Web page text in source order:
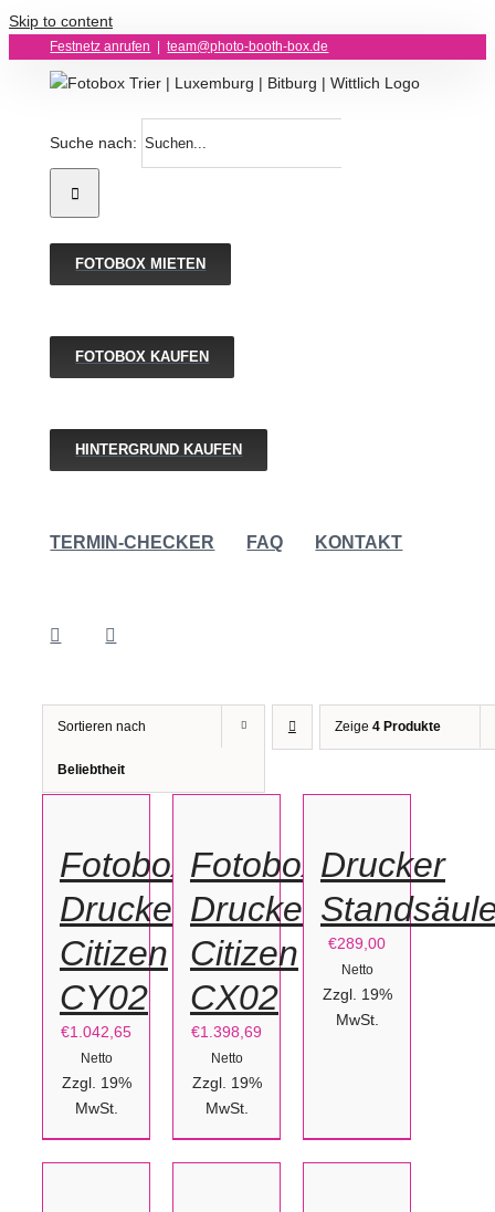
Skip to content
Festnetz anrufen team@photo-booth-box.de
Suche nach:
FOTOBOX MIETEN
FOTOBOX KAUFEN
HINTERGRUND KAUFEN
TERMIN-CHECKER FAQ KONTAKT
Sortieren nach
Beliebtheit
Zeige 4 Produkte
DEN
DETAILS
Fotobox
Drucker
Citizen
CY02
€1.042,65
Netto
Zzgl. 19%
MwSt.
DETAILS
Fotobox
Drucker
Citizen
CX02
€1.398,69
Netto
Zzgl. 19%
MwSt.
IN
DETAILS
Drucker
€289,00
Netto
Zzgl. 19%
MwSt.
DEN
AUSFÜHRUNG
WÄHLEN
PRODUKT
WEIST
VARIANTEN
AUF.
DEN